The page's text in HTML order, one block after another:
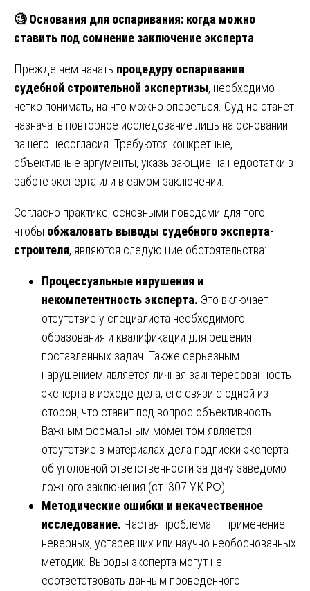
🧐Основания для оспаривания: когда можно
ставить под сомнение заключение эксперта
Прежде чем начать процедуру оспаривания
судебной строительной экспертизы, необходимо
четко понимать, на что можно опереться. Суд не станет
назначать повторное исследование лишь на основании
вашего несогласия. Требуются конкретные,
объективные аргументы, указывающие на недостатки в
работе эксперта или в самом заключении.
Согласно практике, основными поводами для того,
чтобы обжаловать выводы судебного эксперта-
строителя, являются следующие обстоятельства:
Процессуальные нарушения и
некомпетентность эксперта. Это включает
отсутствие у специалиста необходимого
образования и квалификации для решения
поставленных задач. Также серьезным
нарушением является личная заинтересованность
эксперта в исходе дела, его связи с одной из
сторон, что ставит под вопрос объективность.
Важным формальным моментом является
отсутствие в материалах дела подписки эксперта
об уголовной ответственности за дачу заведомо
ложного заключения (ст. 307 УК РФ).
Методические ошибки и некачественное
исследование. Частая проблема — применение
неверных, устаревших или научно необоснованных
методик. Выводы эксперта могут не
соответствовать данным проведенного